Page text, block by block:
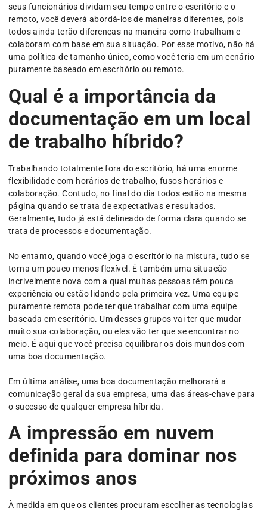
seus funcionários dividam seu tempo entre o escritório e o
remoto, você deverá abordá-los de maneiras diferentes, pois
todos ainda terão diferenças na maneira como trabalham e
colaboram com base em sua situação. Por esse motivo, não há
uma política de tamanho único, como você teria em um cenário
puramente baseado em escritório ou remoto.
Qual é a importância da
documentação em um local
de trabalho híbrido?
Trabalhando totalmente fora do escritório, há uma enorme
flexibilidade com horários de trabalho, fusos horários e
colaboração. Contudo, no final do dia todos estão na mesma
página quando se trata de expectativas e resultados.
Geralmente, tudo já está delineado de forma clara quando se
trata de processos e documentação.
No entanto, quando você joga o escritório na mistura, tudo se
torna um pouco menos flexível. É também uma situação
incrivelmente nova com a qual muitas pessoas têm pouca
experiência ou estão lidando pela primeira vez. Uma equipe
puramente remota pode ter que trabalhar com uma equipe
baseada em escritório. Um desses grupos vai ter que mudar
muito sua colaboração, ou eles vão ter que se encontrar no
meio. É aqui que você precisa equilibrar os dois mundos com
uma boa documentação.
Em última análise, uma boa documentação melhorará a
comunicação geral da sua empresa, uma das áreas-chave para
o sucesso de qualquer empresa híbrida.
A impressão em nuvem
definida para dominar nos
próximos anos
À medida em que os clientes procuram escolher as tecnologias